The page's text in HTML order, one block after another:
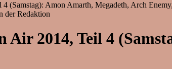
(Samstag): Amon Amarth, Megadeth, Arch
der Redaktion
Air 2014, Teil 4